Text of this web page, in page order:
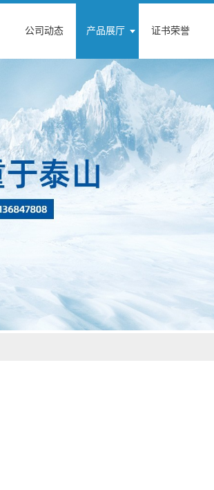
公司动态 产品展厅 证书荣誉